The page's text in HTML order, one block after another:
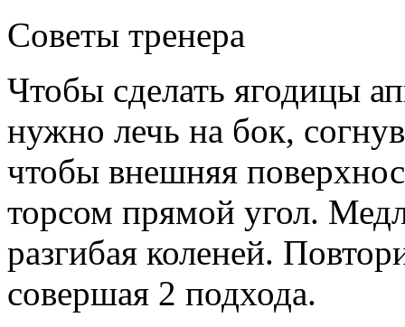
Советы тренера
Чтобы сделать ягодицы
нужно лечь на бок,
чтобы внешняя
торсом прямой угол.
разгибая коленей.
совершая 2 подхода.